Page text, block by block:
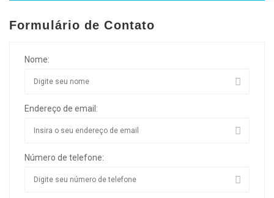
Formulário de Contato
Nome:
Endereço de email:
Número de telefone: